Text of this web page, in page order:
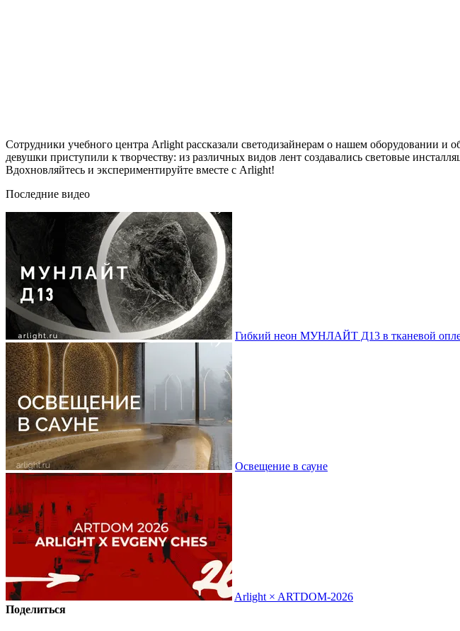
Сотрудники учебного центра Arlight рассказали светодизайнерам о нашем оборудовании
девушки приступили к творчеству: из различных видов лент создавались световые
Вдохновляйтесь и экспериментируйте вместе с Arlight!
Последние видео
Гибкий неон МУНЛАЙТ Д13 в тканевой
Освещение в сауне
Arlight × ARTDOM-2026
Поделиться